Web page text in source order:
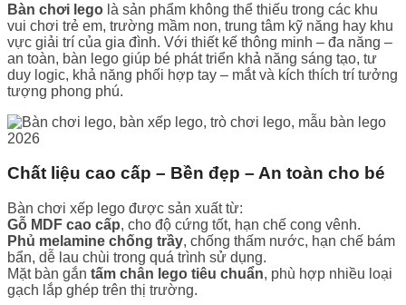
Bàn chơi lego là sản phẩm không thể thiếu trong các khu
vui chơi trẻ em, trường mầm non, trung tâm kỹ năng hay khu
vực giải trí của gia đình. Với thiết kế thông minh – đa năng –
an toàn, bàn lego giúp bé phát triển khả năng sáng tạo, tư
duy logic, khả năng phối hợp tay – mắt và kích thích trí tưởng
tượng phong phú.
Chất liệu cao cấp – Bền đẹp – An toàn cho bé
Bàn chơi xếp lego được sản xuất từ:
Gỗ MDF cao cấp, cho độ cứng tốt, hạn chế cong vênh.
Phủ melamine chống trầy, chống thấm nước, hạn chế bám
bẩn, dễ lau chùi trong quá trình sử dụng.
Mặt bàn gắn tấm chân lego tiêu chuẩn, phù hợp nhiều loại
gạch lắp ghép trên thị trường.